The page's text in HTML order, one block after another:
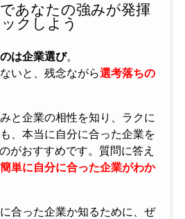
あなたの強みが発揮
クしよう
は企業選び。
いと、残念ながら選考落ちの
と企業の相性を知り、ラクに
、本当に自分に合った企業を
のがおすすめです。質問に答え
単に自分に合った企業がわか
合った企業か知るために、ぜ